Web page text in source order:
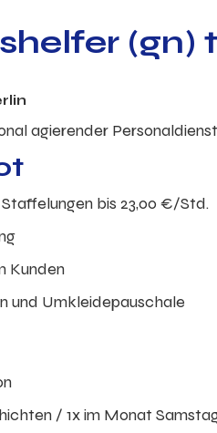
(gn)
agierender
bis 23,00 €/Std.
Kunden
und Umkleidepauschale
/ 1x im Monat